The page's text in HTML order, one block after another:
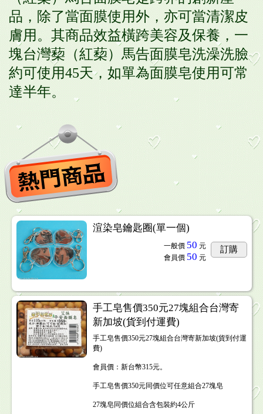
品，除了當面膜使用外，亦可當清潔皮
膚用。其商品效益橫跨美容及保養，一
塊台灣蔾（紅蔾）馬告面膜皂洗澡洗臉
約可使用45天，如單為面膜皂使用可常
達半年。
渲染皂鑰匙圈(單一個)
一般價 50 元
會員價 50 元
訂購
手工皂售價350元27塊組合台灣寄
新加坡(貨到付運費)
手工皂售價350元27塊組合台灣寄新加坡(貨到付運
費)
會員價：新台幣315元。
手工皂售價350元同價位可任意組合27塊皂
27塊皂同價位組合含包裝約4公斤